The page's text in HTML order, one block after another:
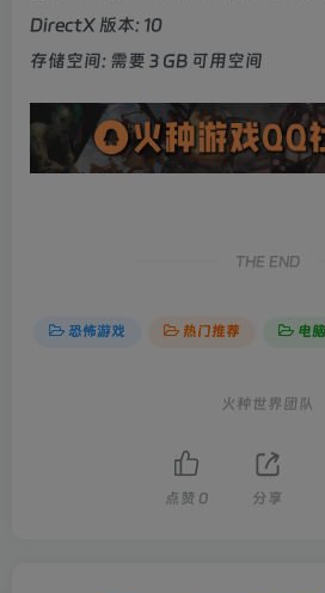
DirectX 版本: 10
存储空间: 需要 3 GB 可用空间
THE END
恐怖游戏 热门推荐 电
火种世界团队
点赞 0 分享